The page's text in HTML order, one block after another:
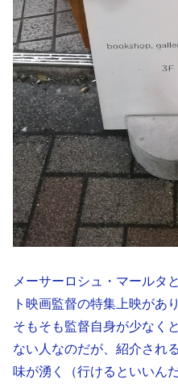
メーサーロシュ・マールタ
ト映画監督の特集上映があ
そもそも監督自身が少なく
ない人なのだが、紹介され
味が湧く（行けるといいん